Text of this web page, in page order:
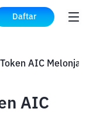
Daftar
AIC